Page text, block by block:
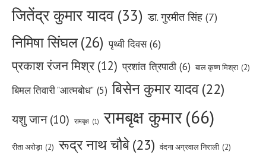
जितेंद्र कुमार यादव (33) डा. गुरमीत सिंह (7)
निमिषा सिंघल(26) पृथ्वी दिवस (6)
प्रकाश रंजन मिश्र (12) प्रशांत त्रिपाठी (6) बाल कृष्ण मिश्रा (2)
बिमल तिवारी "आत्मबोध" (5) बिसेन कुमार यादव(22)
यशु जान (10) रामबृक्ष (1) रामबृक्ष कुमार(66)
रीता अरोड़ा (2) रूद्र नाथ चौबे(23) वंदना अग्रवाल निराली (2)